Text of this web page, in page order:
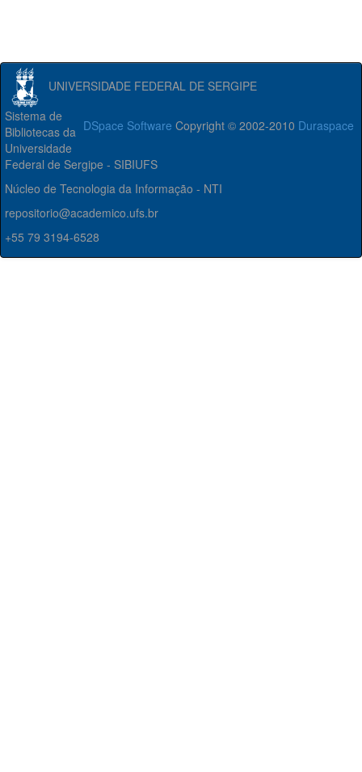
UNIVERSIDADE FEDERAL DE SERGIPE
DSpace Software Copyright © 2002-2010 Duraspace
Sistema de
Bibliotecas da
Universidade
Federal de Sergipe - SIBIUFS
Núcleo de Tecnologia da Informação - NTI
repositorio@academico.ufs.br
+55 79 3194-6528